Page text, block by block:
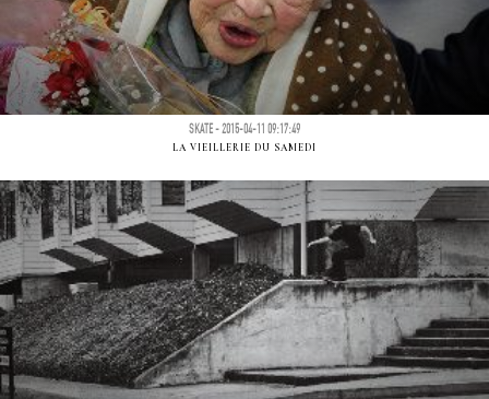
SKATE - 2015-04-11 09:17:49
LA VIEILLERIE DU SAMEDI